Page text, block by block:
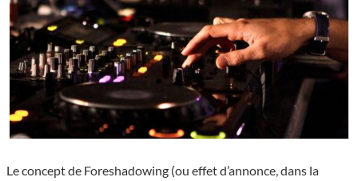
Le concept de Foreshadowing (ou effet d’annonce, dans la